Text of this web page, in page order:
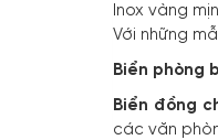
Inox vàng mịn
Với những
Biển phòng
Biển đồng
các văn